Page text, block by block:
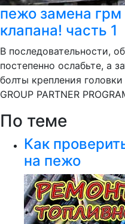
пежо замена грм
клапана! часть 1
В последовательности,
постепенно ослабьте, а
болты крепления
GROUP PARTNER
По теме
Как
на пежо